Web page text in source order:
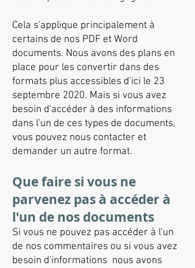
Cela s'applique principalement à
certains de nos PDF et Word
documents. Nous avons des plans en
place pour les convertir dans des
formats plus accessibles d'ici le 23
septembre 2020. Mais si vous avez
besoin d'accéder à des informations
dans l'un de ces types de documents,
vous pouvez nous contacter et
demander un autre format.
Que faire si vous ne
parvenez pas à accéder à
l'un de nos documents
Si vous ne pouvez pas accéder à l'un
de nos commentaires ou si vous avez
besoin d'informations nous avons